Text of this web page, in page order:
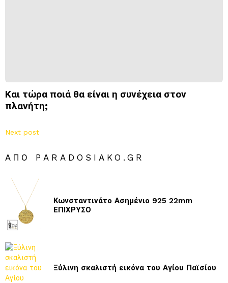
Και τώρα ποιά θα είναι η συνέχεια στον
πλανήτη;
Next post
ΑΠΌ PARADOSIAKO.GR
Κωνσταντινάτο Ασημένιο 925 22mm
ΕΠΙΧΡΥΣΟ
Ξύλινη σκαλιστή εικόνα του Αγίου Παϊσίου